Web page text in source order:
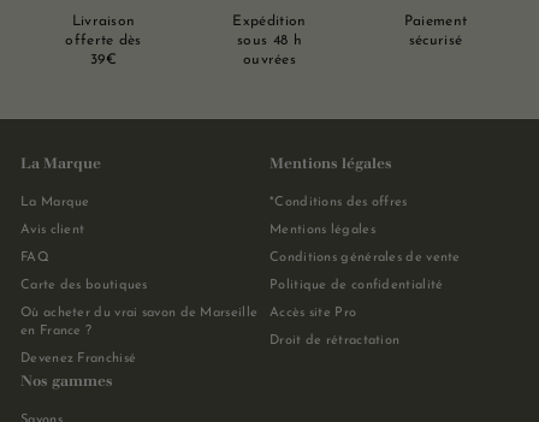
Livraison
offerte dès
39€
Expédition
sous 48 h
ouvrées
Paiement
sécurisé
La Marque
La Marque
Avis client
FAQ
Carte des boutiques
Où acheter du vrai savon de Marseille
en France ?
Devenez Franchisé
Mentions légales
*Conditions des offres
Mentions légales
Conditions générales de vente
Politique de confidentialité
Accès site Pro
Droit de rétractation
Nos gammes